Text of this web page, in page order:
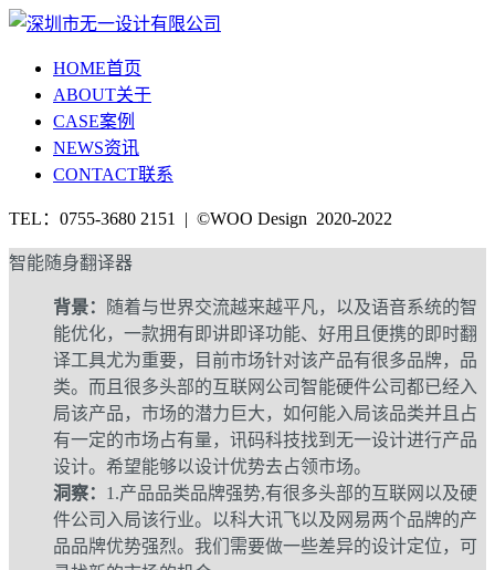
HOME首页
ABOUT关于
CASE案例
NEWS资讯
CONTACT联系
TEL：0755-3680 2151 | ©WOO Design 2020-2022
智能随身翻译器
背景：
随着与世界交流越来越平凡，以及语音系统的智
能优化，一款拥有即讲即译功能、好用且便携的即时翻
译工具尤为重要，目前市场针对该产品有很多品牌，品
类。而且很多头部的互联网公司智能硬件公司都已经入
局该产品，市场的潜力巨大，如何能入局该品类并且占
有一定的市场占有量，讯码科技找到无一设计进行产品
设计。希望能够以设计优势去占领市场。
洞察： 1.产品品类品牌强势,有很多头部的互联网以及硬
件公司入局该行业。以科大讯飞以及网易两个品牌的产
品品牌优势强烈。我们需要做一些差异的设计定位，可